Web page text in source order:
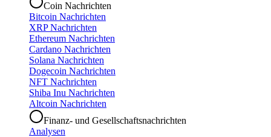
Coin Nachrichten
Bitcoin Nachrichten
XRP Nachrichten
Ethereum Nachrichten
Cardano Nachrichten
Solana Nachrichten
Dogecoin Nachrichten
NFT Nachrichten
Shiba Inu Nachrichten
Altcoin Nachrichten
Finanz- und Gesellschaftsnachrichten
Analysen